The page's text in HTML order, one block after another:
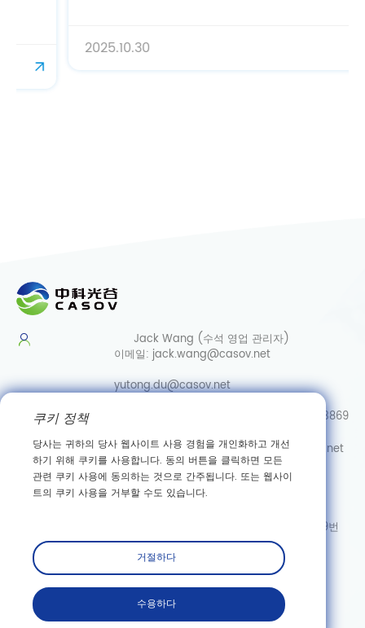
2025.10.30
Jack Wang (수석 영업 관리자)
이메일: jack.wang@casov.net
yutong.du@casov.net
0086-13035103869
서비스 및 제안이메일:info@casovbio.net
직통/Whatsapp/Wechat:0086-
15307143249
주소: 후베이성 우한시 둥후 신기술 개발구 가오커위안 3로 89번
쿠키 정책
당사는 귀하의 당사 웹사이트 사용 경험을 개인화하고 개선
하기 위해 쿠키를 사용합니다. 동의 버튼을 클릭하면 모든
관련 쿠키 사용에 동의하는 것으로 간주됩니다. 또는 웹사이
트의 쿠키 사용을 거부할 수도 있습니다.
거절하다
수용하다